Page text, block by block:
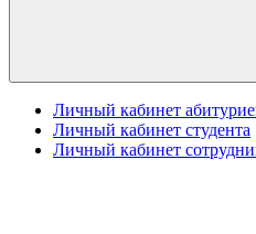
Личный кабинет
Личный кабинет студента
Личный кабинет